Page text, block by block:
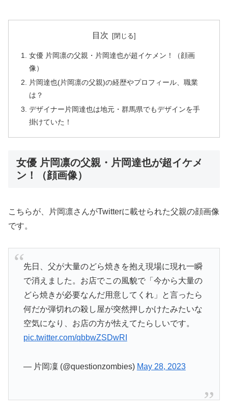
目次
女優 片岡凛の父親・片岡達也が超イケメン！（顔画
像）
片岡達也(片岡凛の父親)の経歴やプロフィール、職業
は？
デザイナー片岡達也は地元・群馬県でもデザインを手
掛けていた！
女優 片岡凛の父親・片岡達也が超イケメ
ン！（顔画像）
こちらが、片岡凛さんがTwitterに載せられた父親の顔画像
です。
先日、父が大量のどら焼きを抱え現場に現れ一瞬
で消えました。お店でこの風貌で「今から大量の
どら焼きが必要なんだ用意してくれ」と言ったら
何だか弾切れの殺し屋が突然押しかけたみたいな
空気になり、お店の方が怯えてたらしいです。
pic.twitter.com/qbbwZSDwRI
— 片岡凜 (@questionzombies) May 28, 2023